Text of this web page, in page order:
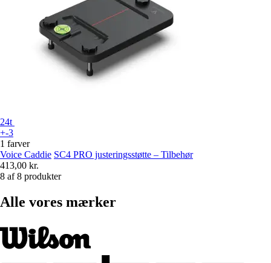
24t
+-3
1 farver
Voice Caddie SC4 PRO justeringsstøtte – Tilbehør
413,00 kr.
8 af 8 produkter
Alle vores mærker